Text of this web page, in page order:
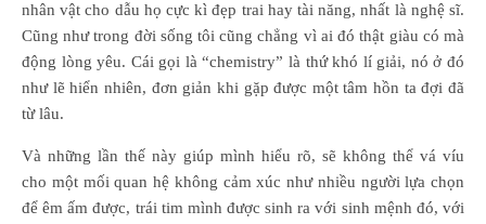
nhân vật cho dẫu họ cực kì đẹp trai hay tài năng, nhất là nghệ sĩ.
Cũng như trong đời sống tôi cũng chẳng vì ai đó thật giàu có mà
động lòng yêu. Cái gọi là “chemistry” là thứ khó lí giải, nó ở đó
như lẽ hiển nhiên, đơn giản khi gặp được một tâm hồn ta đợi đã
từ lâu.
Và những lần thế này giúp mình hiểu rõ, sẽ không thể vá víu
cho một mối quan hệ không cảm xúc như nhiều người lựa chọn
để êm ấm được, trái tim mình được sinh ra với sinh mệnh đó, với